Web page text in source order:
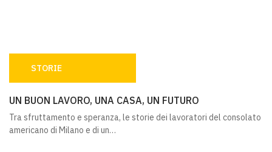
STORIE
UN BUON LAVORO, UNA CASA, UN FUTURO
Tra sfruttamento e speranza, le storie dei lavoratori del consolato
americano di Milano e di un…